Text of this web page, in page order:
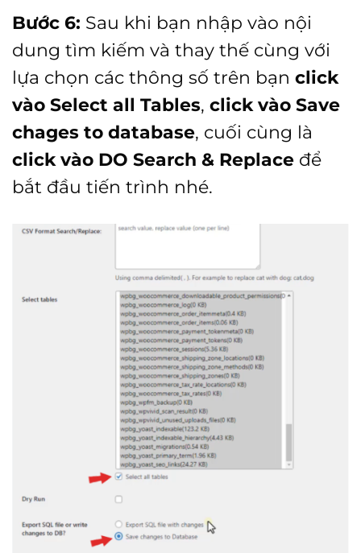
Bước 6: Sau khi bạn nhập vào nội
dung tìm kiếm và thay thế cùng với
lựa chọn các thông số trên bạn click
vào Select all Tables, click vào Save
chages to database, cuối cùng là
click vào DO Search & Replace để
bắt đầu tiến trình nhé.